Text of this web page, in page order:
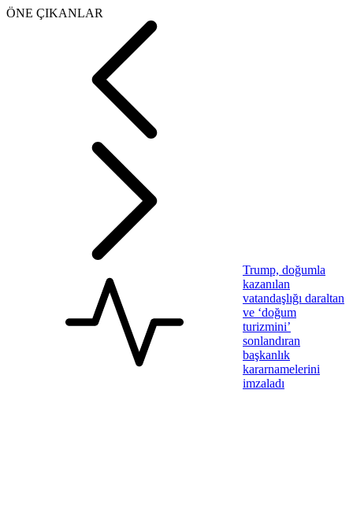
ÖNE ÇIKANLAR
Trump, doğumla
kazanılan
vatandaşlığı daraltan
ve ‘doğum
turizmini’
sonlandıran
başkanlık
kararnamelerini
imzaladı